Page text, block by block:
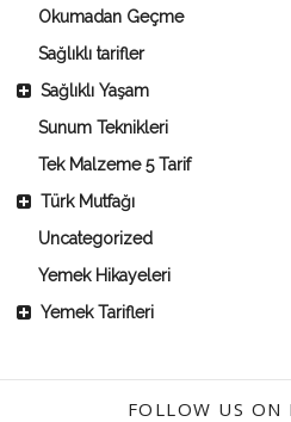
Okumadan Geçme
Sağlıklı tarifler
Sağlıklı Yaşam
Sunum Teknikleri
Tek Malzeme 5 Tarif
Türk Mutfağı
Uncategorized
Yemek Hikayeleri
Yemek Tarifleri
FOLLOW US ON